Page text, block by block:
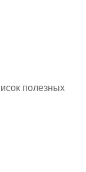
полезных